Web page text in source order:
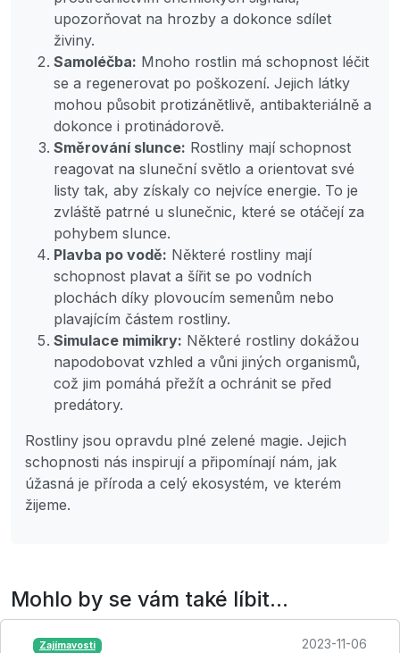
upozorňovat na hrozby a dokonce sdílet
živiny.
Samoléčba: Mnoho rostlin má schopnost léčit
se a regenerovat po poškození. Jejich látky
mohou působit protizánětlivě, antibakteriálně a
dokonce i protinádorově.
Směrování slunce: Rostliny mají schopnost
reagovat na sluneční světlo a orientovat své
listy tak, aby získaly co nejvíce energie. To je
zvláště patrné u slunečnic, které se otáčejí za
pohybem slunce.
Plavba po vodě: Některé rostliny mají
schopnost plavat a šířit se po vodních
plochách díky plovoucím semenům nebo
plavajícím částem rostliny.
Simulace mimikry: Některé rostliny dokážou
napodobovat vzhled a vůni jiných organismů,
což jim pomáhá přežít a ochránit se před
predátory.
Rostliny jsou opravdu plné zelené magie. Jejich
schopnosti nás inspirují a připomínají nám, jak
úžasná je příroda a celý ekosystém, ve kterém
žijeme.
Mohlo by se vám také líbit...
Zajímavosti 2023-11-06